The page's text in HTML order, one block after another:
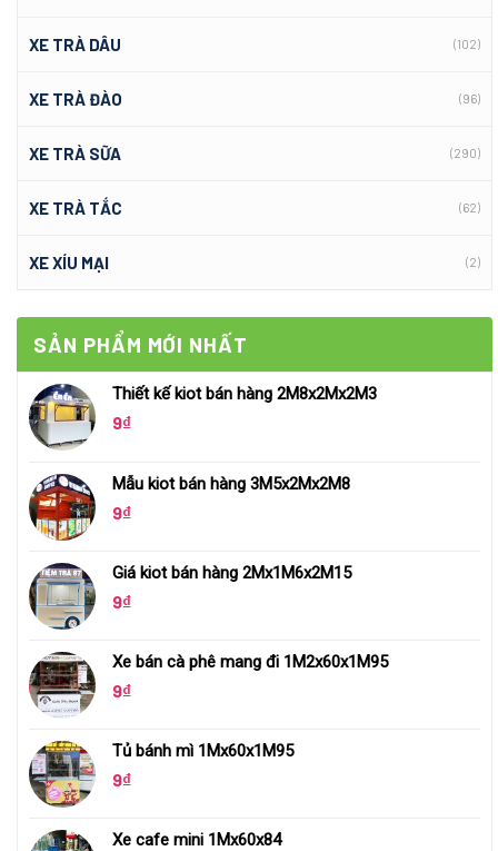
XE TRÀ DÂU (102)
XE TRÀ ĐÀO (96)
XE TRÀ SỮA (290)
XE TRÀ TẮC (62)
XE XÍU MẠI (2)
SẢN PHẨM MỚI NHẤT
Thiết kế kiot bán hàng 2M8x2Mx2M3
9₫
Mẫu kiot bán hàng 3M5x2Mx2M8
9₫
Giá kiot bán hàng 2Mx1M6x2M15
9₫
Xe bán cà phê mang đi 1M2x60x1M95
9₫
Tủ bánh mì 1Mx60x1M95
9₫
Xe cafe mini 1Mx60x84